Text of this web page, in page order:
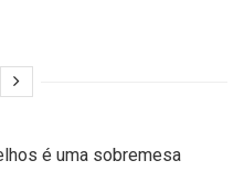
é uma sobremesa